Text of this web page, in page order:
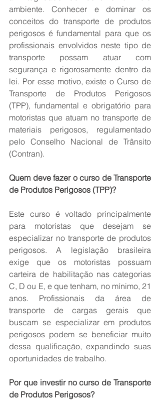
ambiente. Conhecer e dominar os
conceitos do transporte de produtos
perigosos é fundamental para que os
profissionais envolvidos neste tipo de
transporte possam atuar com
segurança e rigorosamente dentro da
lei. Por esse motivo, existe o Curso de
Transporte de Produtos Perigosos
(TPP), fundamental e obrigatório para
motoristas que atuam no transporte de
materiais perigosos, regulamentado
pelo Conselho Nacional de Trânsito
(Contran).
Quem deve fazer o curso de Transporte
de Produtos Perigosos (TPP)?
Este curso é voltado principalmente
para motoristas que desejam se
especializar no transporte de produtos
perigosos. A legislação brasileira
exige que os motoristas possuam
carteira de habilitação nas categorias
C, D ou E, e que tenham, no mínimo, 21
anos. Profissionais da área de
transporte de cargas gerais que
buscam se especializar em produtos
perigosos podem se beneficiar muito
dessa qualificação, expandindo suas
oportunidades de trabalho.
Por que investir no curso de Transporte
de Produtos Perigosos?